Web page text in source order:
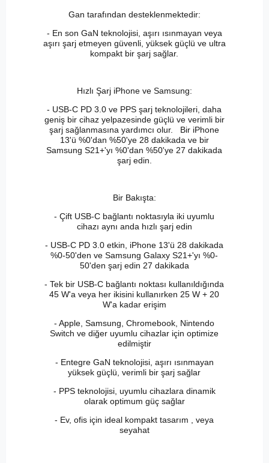
Gan tarafından desteklenmektedir:
- En son GaN teknolojisi, aşırı ısınmayan veya
aşırı şarj etmeyen güvenli, yüksek güçlü ve ultra
kompakt bir şarj sağlar.
Hızlı Şarj iPhone ve Samsung:
- USB-C PD 3.0 ve PPS şarj teknolojileri, daha
geniş bir cihaz yelpazesinde güçlü ve verimli bir
şarj sağlanmasına yardımcı olur. Bir iPhone
13'ü %0'dan %50'ye 28 dakikada ve bir
Samsung S21+'yı %0'dan %50'ye 27 dakikada
şarj edin.
Bir Bakışta:
- Çift USB-C bağlantı noktasıyla iki uyumlu
cihazı aynı anda hızlı şarj edin
- USB-C PD 3.0 etkin, iPhone 13'ü 28 dakikada
%0-50'den ve Samsung Galaxy S21+'yı %0-
50'den şarj edin 27 dakikada
- Tek bir USB-C bağlantı noktası kullanıldığında
45 W'a veya her ikisini kullanırken 25 W + 20
W'a kadar erişim
- Apple, Samsung, Chromebook, Nintendo
Switch ve diğer uyumlu cihazlar için optimize
edilmiştir
- Entegre GaN teknolojisi, aşırı ısınmayan
yüksek güçlü, verimli bir şarj sağlar
- PPS teknolojisi, uyumlu cihazlara dinamik
olarak optimum güç sağlar
- Ev, ofis için ideal kompakt tasarım , veya
seyahat